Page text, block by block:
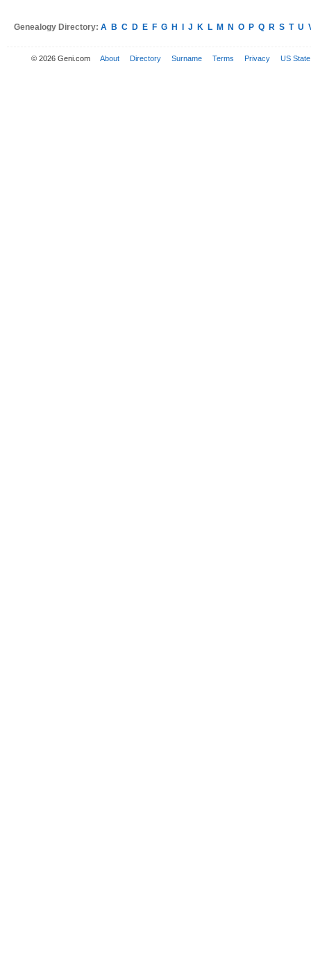
Genealogy Directory: A B C D E F G H J K L M N O P Q R S T U
© 2026 Geni.com About Directory Surname Terms Privacy US